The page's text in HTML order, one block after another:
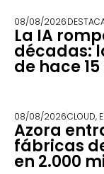
08/08/2026
La IA
décadas:
de hace
08/08/2026CLOUD,
Azora
fábricas
en 2.000